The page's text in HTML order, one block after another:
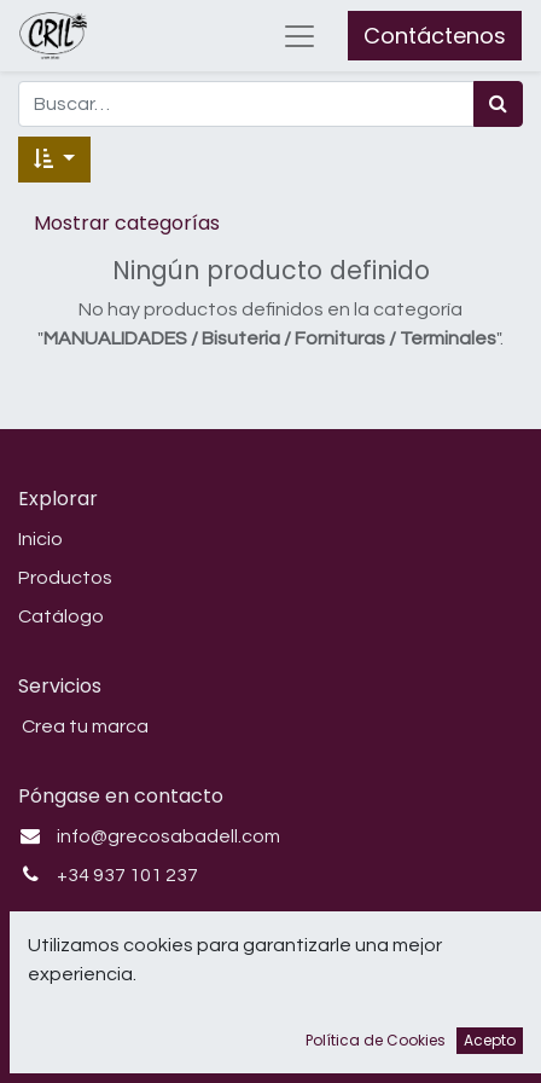
Contáctenos
Mostrar categorías
Ningún producto definido
No hay productos definidos en la categoría
"MANUALIDADES / Bisuteria / Fornituras / Terminales".
Explorar
Inicio
Productos
Catálogo
Servicios
Crea tu marca
Póngase en contacto
info@grecosabadell.com
+34 937 101 237
Síganos
Instagram
Utilizamos cookies para garantizarle una mejor
experiencia.
Política de Cookies Acepto